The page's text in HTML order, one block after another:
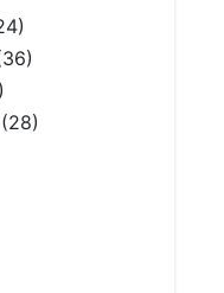
(28)